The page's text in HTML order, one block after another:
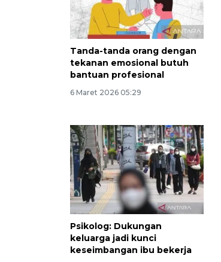
Tanda-tanda orang dengan
tekanan emosional butuh
bantuan profesional
6 Maret 2026 05:29
Psikolog: Dukungan
keluarga jadi kunci
keseimbangan ibu bekerja